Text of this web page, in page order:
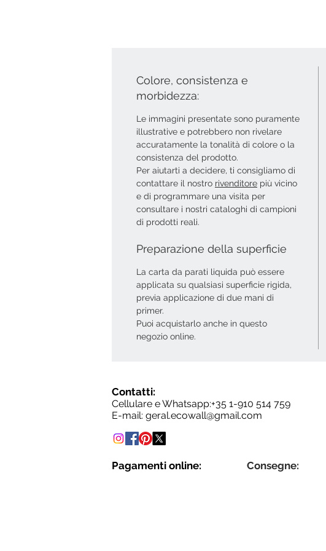
Colore, consistenza e
morbidezza:
Le immagini presentate sono puramente
illustrative e potrebbero non rivelare
accuratamente la tonalità di colore o la
consistenza del prodotto.
Per aiutarti a decidere, ti consigliamo di
contattare il nostro rivenditore più vicino
e di programmare una visita per
consultare i nostri cataloghi di campioni
di prodotti reali.
Preparazione della superficie
La carta da parati liquida può essere
applicata su qualsiasi superficie rigida,
previa applicazione di due mani di
primer.
Puoi acquistarlo anche in questo
negozio online.
Contatti:
Cellulare e Whatsapp:+35 1-910 514 759
E-mail: geral.ecowall@gmail.com
Pagamenti online: Consegne: